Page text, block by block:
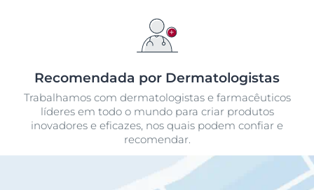
Recomendada por Dermatologistas
Trabalhamos com dermatologistas e farmacêuticos
líderes em todo o mundo para criar produtos
inovadores e eficazes, nos quais podem confiar e
recomendar.